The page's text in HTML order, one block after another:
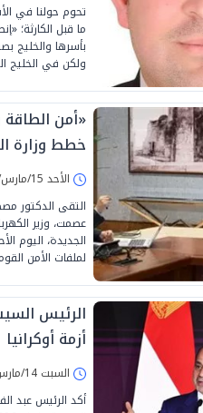
تحوم حولنا في
ما قبل الكارثة؛
بأسرها والخليج
ولكن في الخليج
«أمن
خطط وزارة
الأحد 15/مارس/2026 - 04:01 م
التقى الدكتور
عصمت، وزير
لملفات الأمن
الرئيس
أزمة أوكرانيا
السبت 14/مارس/2026 - 11:14 م
أكد الرئيس عبد